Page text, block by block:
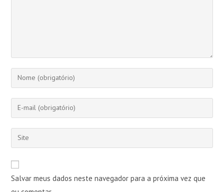
Digite
seu
nome
ou
de
usuário
para
comentar
Digite
seu
endereço
de
mail
para
Digite
o
URL
do
seu
Salvar meus dados neste navegador para a próxima vez que